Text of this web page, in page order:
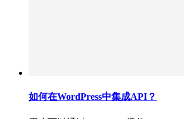
如何在WordPress中集成API？